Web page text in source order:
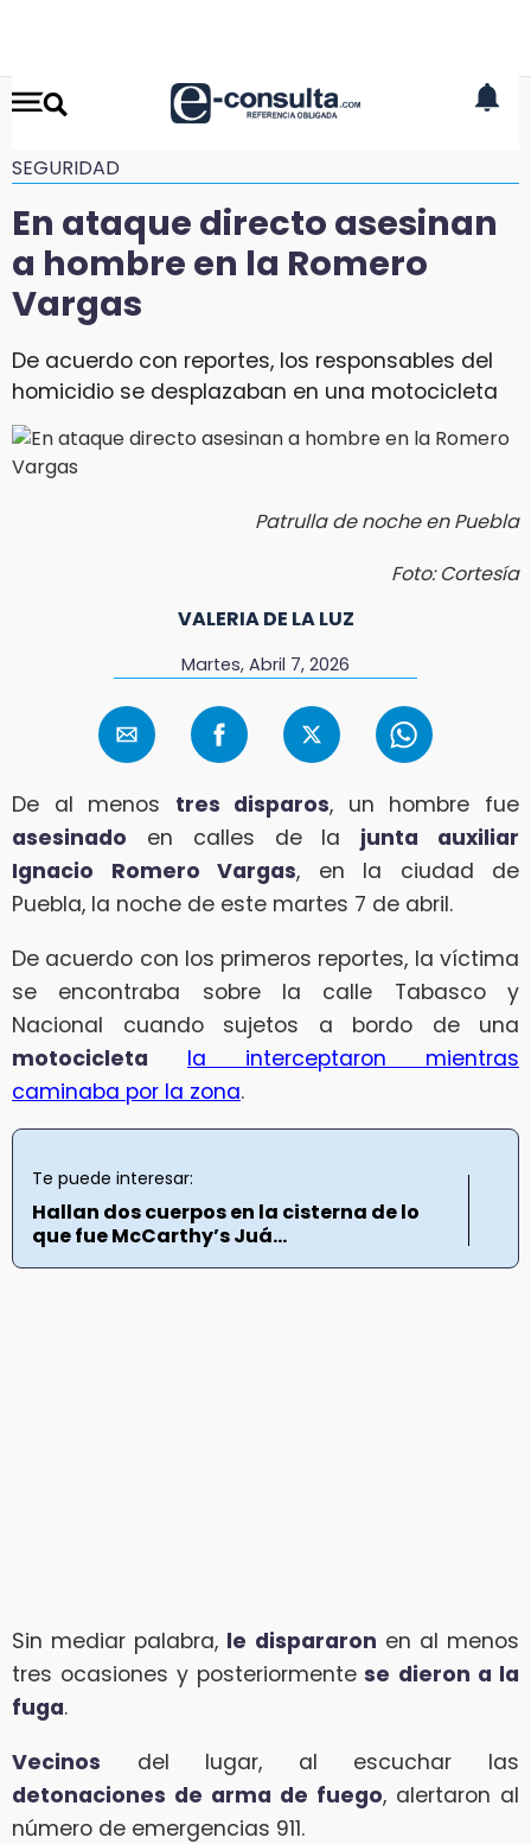
SEGURIDAD
En ataque directo asesinan
a hombre en la Romero
Vargas
De acuerdo con reportes, los responsables del
homicidio se desplazaban en una motocicleta
Patrulla de noche en Puebla
Foto: Cortesía
VALERIA DE LA LUZ
Martes, Abril 7, 2026
De al menos tres disparos, un hombre fue
asesinado en calles de la junta auxiliar
Ignacio Romero Vargas, en la ciudad de
Puebla, la noche de este martes 7 de abril.
De acuerdo con los primeros reportes, la víctima
se encontraba sobre la calle Tabasco y
Nacional cuando sujetos a bordo de una
motocicleta
la interceptaron mientras
caminaba por la zona.
Te puede interesar:
Hallan dos cuerpos en la cisterna de lo
que fue McCarthy’s Juá...
Sin mediar palabra, le dispararon en al menos
tres ocasiones y posteriormentese dieron a la
fuga.
Vecinos del lugar, al escuchar las
detonaciones de arma de fuego, alertaron al
número de emergencias 911.